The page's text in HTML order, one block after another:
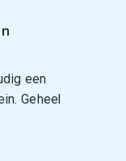
een
Geheel